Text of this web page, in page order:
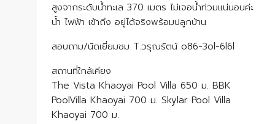
สูงจากระดับน้ำทะเล 370 เมตร ไม่เจอน้ำท่วมแน่นอนค่ะ
น้ำ ไฟฟ้า เข้าถึง อยู่ได้จริงพร้อมปลูกบ้าน
สอบถาม/นัดเยี่ยมชม T.วรุณรัตน์ o86-3ol-6l6l
สถานที่ใกล้เคียง
The Vista Khaoyai Pool Villa 650 ม. BBK
PoolVilla Khaoyai 700 ม. Skylar Pool Villa
Khaoyai 700 ม.